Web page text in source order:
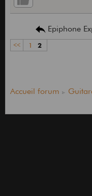
Epiphone
<< 1 2
Accueil forum